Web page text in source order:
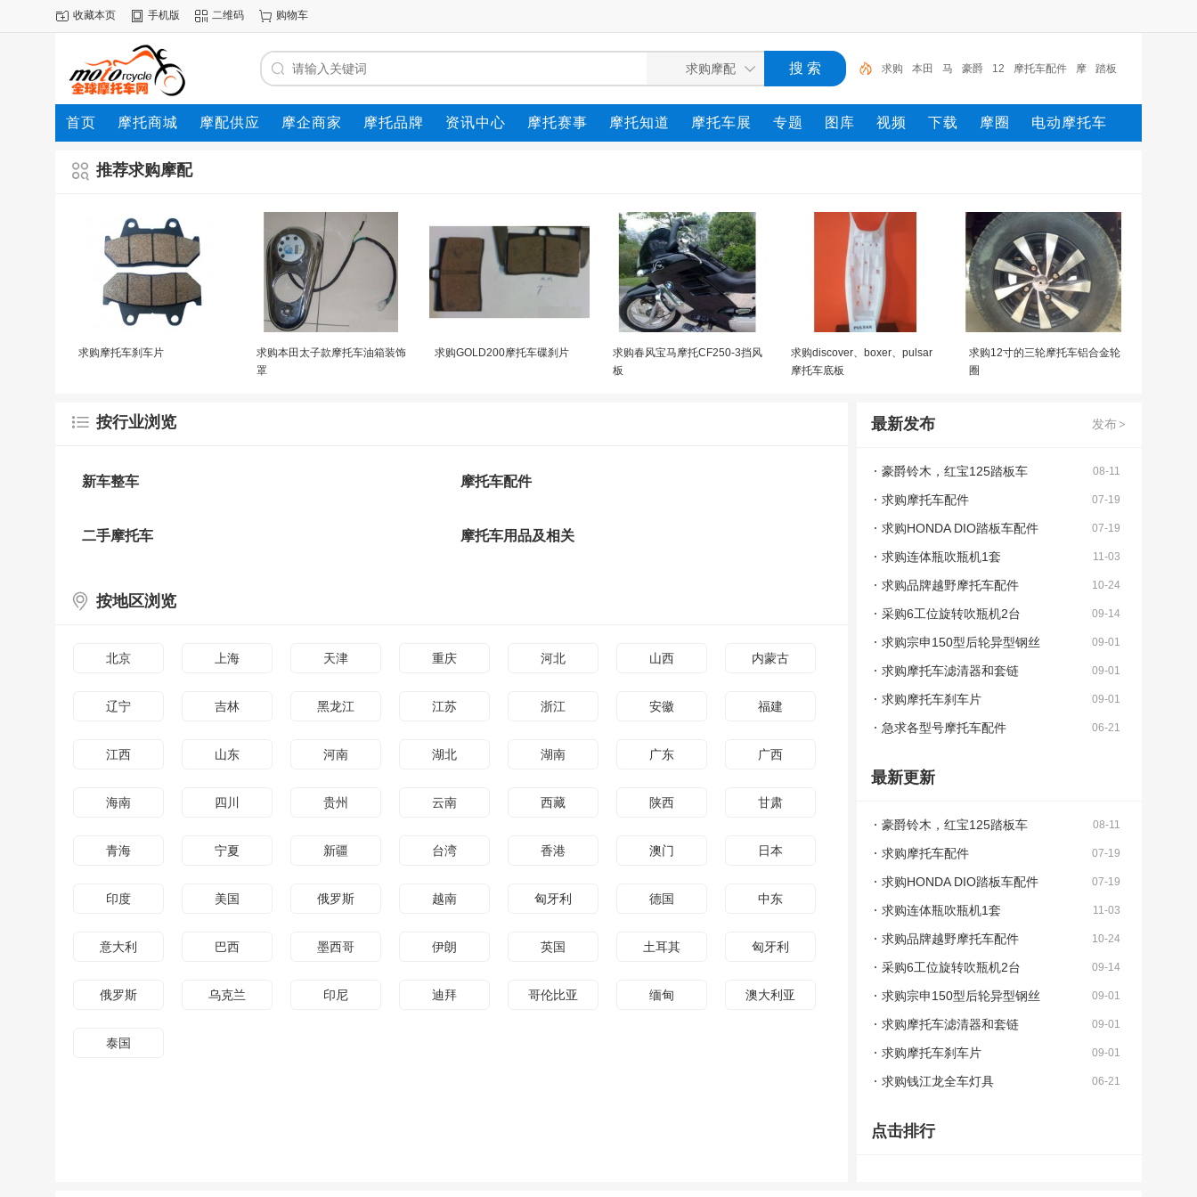
收藏本页 手机版 二维码 购物车
本田 马 豪爵 12 摩托车配件 摩 踏板 摩托车
125 求购
首页 摩托商城 摩配供应 摩企商家 摩托品牌 资讯中心 摩托赛事 摩托知道 摩托车展 专题 图库 视频 下载 摩圈 电动摩托车
动态
推荐求购摩配
求购摩托车刹车片
求购本田太子款摩托车油箱装饰
罩
求购GOLD200摩托车碟刹片
求购春风宝马摩托CF250-3挡风
板
求购discover、boxer、pulsar
摩托车底板
求购12寸的三轮摩托车铝合金轮
圈
按行业浏览
新车整车 摩托车配件
二手摩托车 摩托车用品及相关
按地区浏览
北京 上海 天津 重庆 河北 山西 内蒙古
辽宁 吉林 黑龙江 江苏 浙江 安徽 福建
江西 山东 河南 湖北 湖南 广东 广西
海南 四川 贵州 云南 西藏 陕西 甘肃
青海 宁夏 新疆 台湾 香港 澳门 日本
印度 美国 俄罗斯 越南 匈牙利 德国 中东
意大利 巴西 墨西哥 伊朗 英国 土耳其 匈牙利
俄罗斯 乌克兰 印尼 迪拜 哥伦比亚 缅甸 澳大利亚
泰国
发布>
最新发布
08-11
豪爵铃木，红宝125踏板车
07-19
求购摩托车配件
07-19
求购HONDA DIO踏板车配件
11-03
求购连体瓶吹瓶机1套
10-24
求购品牌越野摩托车配件
09-14
采购6工位旋转吹瓶机2台
09-01
求购宗申150型后轮异型钢丝
09-01
求购摩托车滤清器和套链
09-01
求购摩托车刹车片
06-21
急求各型号摩托车配件
最新更新
08-11
豪爵铃木，红宝125踏板车
07-19
求购摩托车配件
07-19
求购HONDA DIO踏板车配件
11-03
求购连体瓶吹瓶机1套
10-24
求购品牌越野摩托车配件
09-14
采购6工位旋转吹瓶机2台
09-01
求购宗申150型后轮异型钢丝
09-01
求购摩托车滤清器和套链
09-01
求购摩托车刹车片
06-21
求购钱江龙全车灯具
点击排行